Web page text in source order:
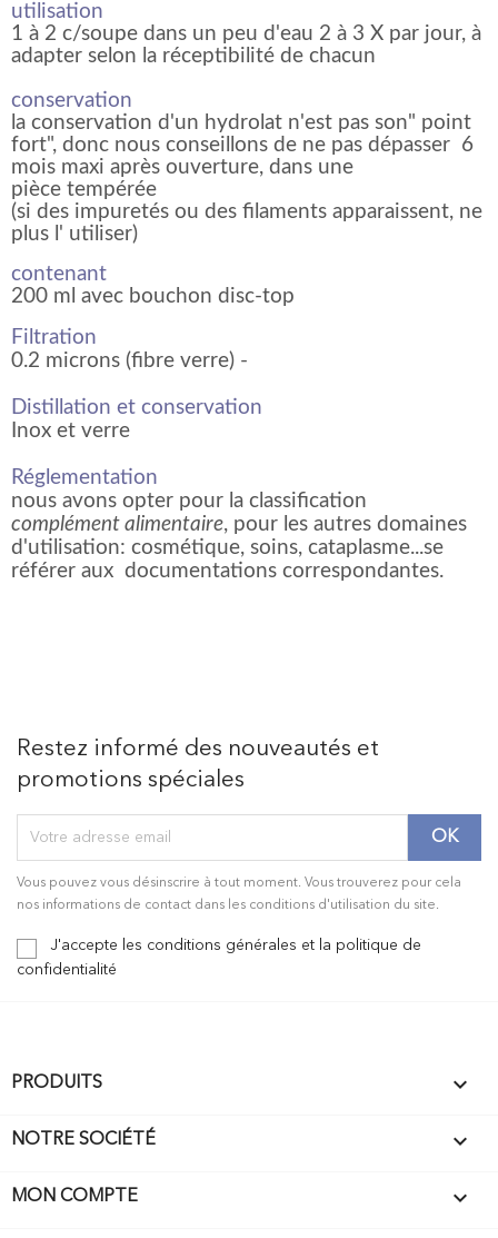
utilisation
1 à 2 c/soupe dans un peu d'eau 2 à 3 X par jour, à
adapter selon la réceptibilité de chacun
conservation
la conservation d'un hydrolat n'est pas son" point
fort", donc nous conseillons de ne pas dépasser 6
mois maxi après ouverture, dans une
pièce tempérée
(si des impuretés ou des filaments apparaissent, ne
plus l' utiliser)
contenant
200 ml avec bouchon disc-top
Filtration
0.2 microns (fibre verre) -
Distillation et conservation
Inox et verre
Réglementation
nous avons opter pour la classification
complément alimentaire, pour les autres domaines
d'utilisation: cosmétique, soins, cataplasme...se
référer aux documentations correspondantes.
Restez informé des nouveautés et
promotions spéciales
Vous pouvez vous désinscrire à tout moment. Vous trouverez pour cela
nos informations de contact dans les conditions d'utilisation du site.
J'accepte les conditions générales et la politique de
confidentialité
PRODUITS 
NOTRE SOCIÉTÉ 
MON COMPTE 